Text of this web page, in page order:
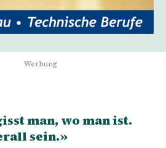
Werbung
man, wo man ist.
sein.»